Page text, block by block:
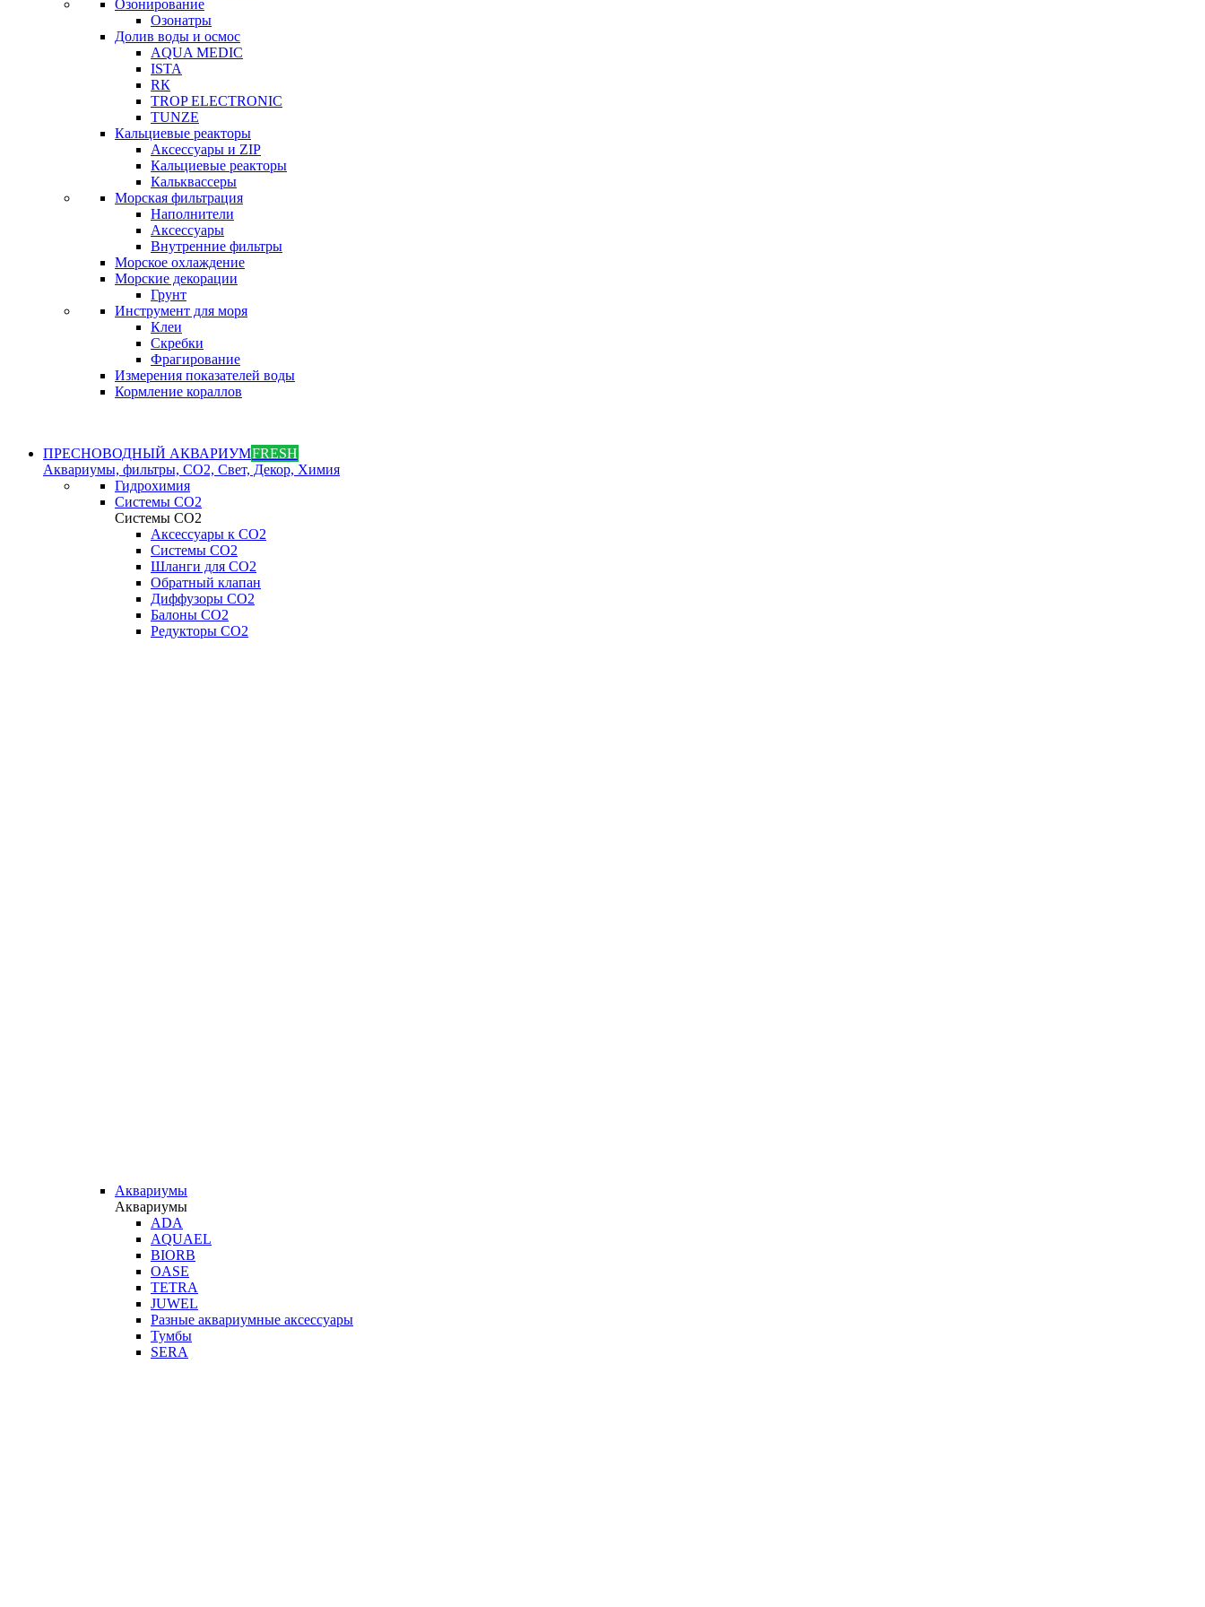
Озонирование
Озонатры
Долив воды и осмос
AQUA MEDIC
ISTA
RК
TROP ELECTRONIC
TUNZE
Кальциевые реакторы
Аксессуары и ZIP
Кальциевые реакторы
Кальквассеры
Морская фильтрация
Наполнители
Аксессуары
Внутренние фильтры
Морское охлаждение
Морские декорации
Грунт
Инструмент для моря
Клеи
Скребки
Фрагирование
Измерения показателей воды
Кормление кораллов
ПРЕСНОВОДНЫЙ АКВАРИУМFRESH
Аквариумы, фильтры, СО2, Свет, Декор, Химия
Гидрохимия
Системы СО2
Системы СО2
Аксессуары к СО2
Системы СО2
Шланги для CO2
Обратный клапан
Диффузоры СO2
Балоны CO2
Редукторы CO2
Аквариумы
Аквариумы
ADA
AQUAEL
BIORB
OASE
TETRA
JUWEL
Разные аквариумные аксессуары
Тумбы
SERA